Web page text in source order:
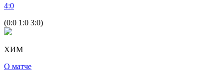
4:0
(0:0 1:0 3:0)
ХИМ
О матче